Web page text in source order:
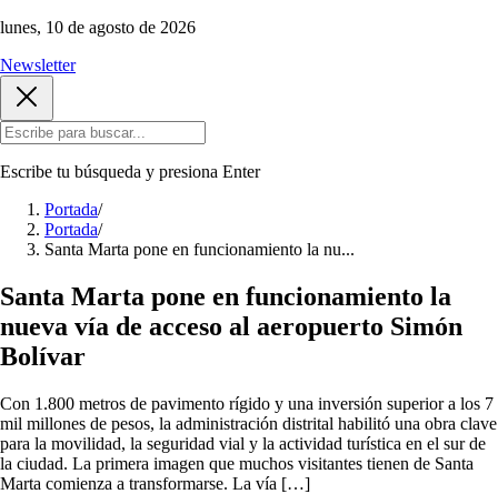
lunes, 10 de agosto de 2026
Newsletter
Escribe tu búsqueda y presiona Enter
Portada/
Portada/
Santa Marta pone en funcionamiento la nu...
Santa Marta pone en funcionamiento la
nueva vía de acceso al aeropuerto Simón
Bolívar
Con 1.800 metros de pavimento rígido y una inversión superior a los 7
mil millones de pesos, la administración distrital habilitó una obra clave
para la movilidad, la seguridad vial y la actividad turística en el sur de
la ciudad. La primera imagen que muchos visitantes tienen de Santa
Marta comienza a transformarse. La vía […]